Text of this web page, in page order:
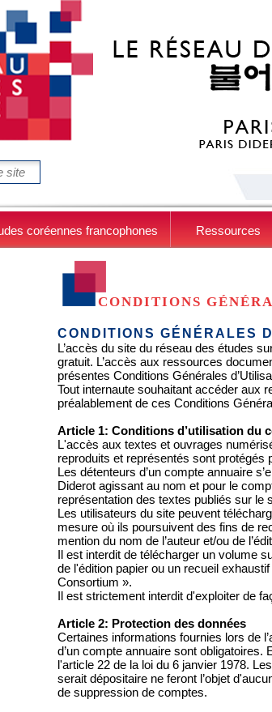
RECHERCHE
coréennes francophones Ressources
CONDITIONS
CONDITIONS GÉNÉRALES
L’accès du site du réseau des études
gratuit. L’accès aux ressources
présentes Conditions Générales
Tout internaute souhaitant accéder aux
préalablement de ces Conditions
Article 1: Conditions d’utilisation du
L'accès aux textes et ouvrages
reproduits et représentés sont protégés
Les détenteurs d’un compte annuaire
Diderot agissant au nom et pour le
représentation des textes publiés sur le
Les utilisateurs du site peuvent
mesure où ils poursuivent des fins de
mention du nom de l’auteur et/ou de
Il est interdit de télécharger un volume
de l'édition papier ou un recueil
Consortium ».
Il est strictement interdit d'exploiter de
Article 2: Protection des données
Certaines informations fournies lors de
d’un compte annuaire sont obligatoires.
l'article 22 de la loi du 6 janvier 1978.
serait dépositaire ne feront l’objet
de suppression de comptes.